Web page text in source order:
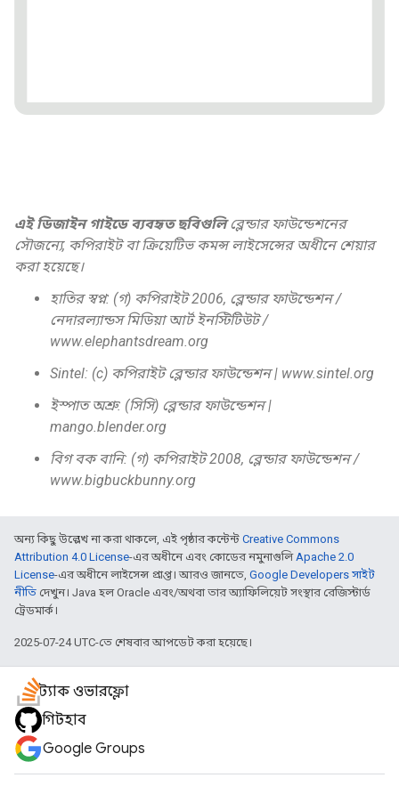
এই ডিজাইন গাইডে ব্যবহৃত ছবিগুলিব্লেন্ডার ফাউন্ডেশনের
সৌজন্যে, কপিরাইট বা ক্রিয়েটিভ কমন্স লাইসেন্সের অধীনে শেয়ার
করা হয়েছে।
হাতির স্বপ্ন: (গ) কপিরাইট 2006, ব্লেন্ডার ফাউন্ডেশন /
নেদারল্যান্ডস মিডিয়া আর্ট ইনস্টিটিউট /
www.elephantsdream.org
Sintel: (c) কপিরাইট ব্লেন্ডার ফাউন্ডেশন | www.sintel.org
ইস্পাত অশ্রু: (সিসি) ব্লেন্ডার ফাউন্ডেশন |
mango.blender.org
বিগ বক বানি: (গ) কপিরাইট 2008, ব্লেন্ডার ফাউন্ডেশন /
www.bigbuckbunny.org
অন্য কিছু উল্লেখ না করা থাকলে, এই পৃষ্ঠার কন্টেন্ট Creative Commons
Attribution 4.0 License-এর অধীনে এবং কোডের নমুনাগুলিApache 2.0
License-এর অধীনে লাইসেন্স প্রাপ্ত। আরও জানতে, Google Developers সাইট
নীতি দেখুন। Java হল Oracle এবং/অথবা তার অ্যাফিলিয়েট সংস্থার রেজিস্টার্ড
ট্রেডমার্ক।
2025-07-24 UTC-তে শেষবার আপডেট করা হয়েছে।
স্ট্যাক ওভারফ্লো
গিটহাব
Google Groups